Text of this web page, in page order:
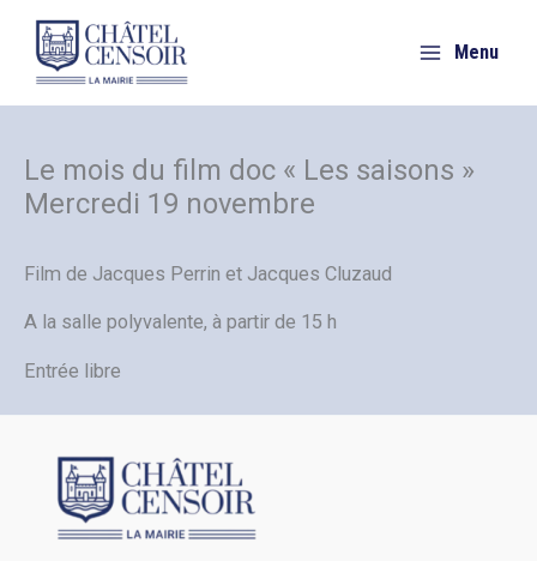
contenu
Menu
Le mois du film doc « Les saisons »
Mercredi 19 novembre
Film de Jacques Perrin et Jacques Cluzaud
A la salle polyvalente, à partir de 15 h
Entrée libre